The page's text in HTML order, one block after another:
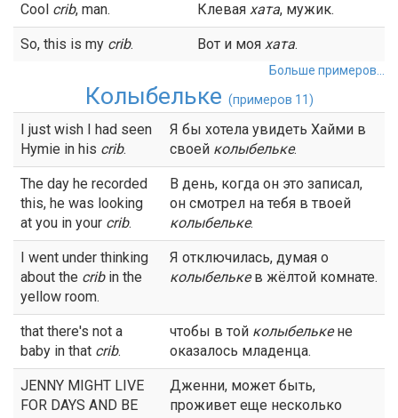
Cool crib, man. Клевая хата, мужик.
So, this is my crib. Вот и моя хата.
Больше примеров...
Колыбельке (примеров 11)
I just wish I had seen
Hymie in his crib.
Я бы хотела увидеть Хайми в
своей колыбельке.
The day he recorded
this, he was looking
at you in your crib.
В день, когда он это записал,
он смотрел на тебя в твоей
колыбельке.
I went under thinking
about the cribin the
yellow room.
Я отключилась, думая о
колыбелькев жёлтой комнате.
that there's not a
baby in that crib.
чтобы в той колыбелькене
оказалось младенца.
JENNY MIGHT LIVE
FOR DAYS AND BE
Дженни, может быть,
проживет еще несколько